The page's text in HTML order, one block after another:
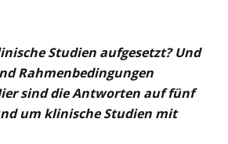
Studien aufgesetzt? Und
Rahmenbedingungen
sind die Antworten auf fünf
um klinische Studien mit